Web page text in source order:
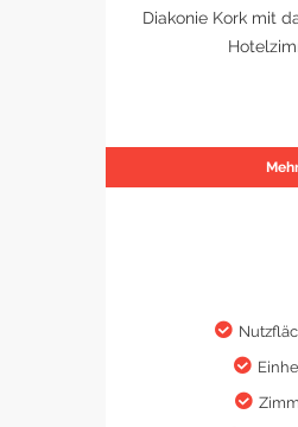
Diakonie Kork mit